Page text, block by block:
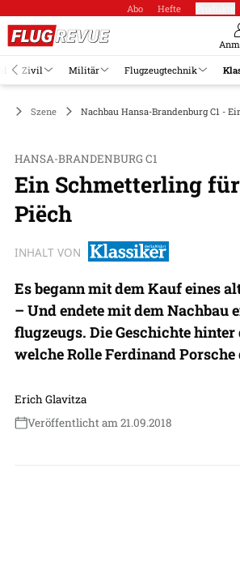
Abo Hefte
Zivil Militär Flugzeugtechnik
Szene Nachbau Hansa-Brandenburg C1 -
HANSA-BRANDENBURG C1
Ein Schmetterling
Piëch
INHALT VON
Es begann mit dem Kauf eines
– Und endete mit dem Nachbau
flugzeugs. Die Geschichte
welche Rolle Ferdinand Porsche
Erich Glavitza
Veröffentlicht am 21.09.2018